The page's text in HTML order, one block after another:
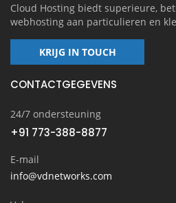
Cloud Hosting biedt superieure,
webhosting aan particulieren en
KRIJG IN TOUCH
CONTACTGEGEVENS
24/7 ondersteuning
+91 773-388-8877
E-mail
info@vdnetworks.com